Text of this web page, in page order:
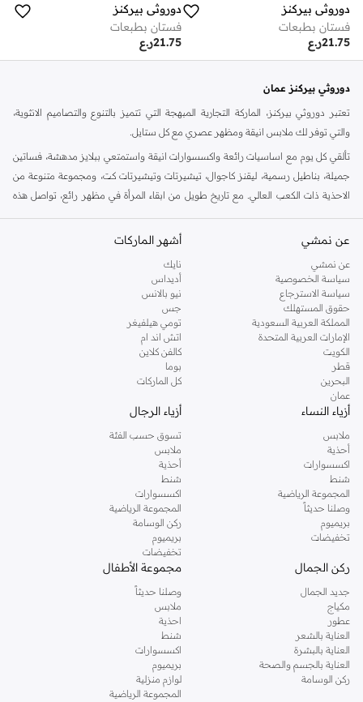
دوروثي بيركنز
فستان بطبعات
ر.ع21.75
دوروثي بيركنز
فستان بطبعات
ر.ع21.75
دوروثي بيركنز عمان
تعتبر دوروثي بيركنز، الماركة التجارية المبهجة التي تتميز بالتنوع والتصاميم الانثوية،
والتي توفر لك ملابس انيقة ومظهر عصري مع كل ستايل.
تألقي كل يوم مع اساسيات رائعة واكسسوارات انيقة واستمتعي ببلايز مدهشة، فساتين
جميلة، بناطيل رسمية، ليقنز كاجوال، تيشيرتات وتيشيرتات كت، ومجموعة متنوعة من
الاحذية ذات الكعب العالي. مع تاريخ طويل من ابقاء المرأة في مظهر رائع، تواصل هذه
كنت تقومين بتجديد خزانة ملابسك الملائمة للعمل، البحث عن فستان مثالي للحفلات او
اليه.
تسوقي دوروثي بيركنز اون لاين مسقط
تسوقي دوروثي بيركنز اون لاين من نمشي واستمتعي باكثر من الف ستايل من مجموعة
دوروثي بيركنز الشهيرة. تصفحي المجموعة كاملة في متجر دوروثي بيركنز اون لاين او
استخدمي القائمة لتحديد تجربة تسوق دوروثي بيركنز اون لاين. خدمة التوصيل السريعة
والدعم الاستثنائي يضمن لك تجربة تسوق ممتعة دائما مع نمشي.
عن نمشي
عن نمشي
سياسة الخصوصية
سياسة الاسترجاع
حقوق المستهلك
المملكة العربية السعودية
الإمارات العربية المتحدة
الكويت
قطر
البحرين
عمان
أشهر الماركات
نايك
أديداس
نيو بالانس
جس
تومي هيلفيغر
اتش اند ام
كالفن كلاين
بوما
كل الماركات
أزياء النساء
ملابس
أحذية
اكسسوارات
شنط
المجموعة الرياضية
وصلنا حديثاً
بريميوم
تخفيضات
أزياء الرجال
تسوق حسب الفئة
ملابس
أحذية
شنط
اكسسوارات
المجموعة الرياضية
ركن الوسامة
بريميوم
تخفيضات
ركن الجمال
جديد الجمال
مكياج
عطور
العناية بالشعر
العناية بالبشرة
العناية بالجسم والصحة
ركن الوسامة
مجموعة الأطفال
وصلنا حديثاً
ملابس
احذية
شنط
اكسسوارات
بريميوم
لوازم منزلية
المجموعة الرياضية